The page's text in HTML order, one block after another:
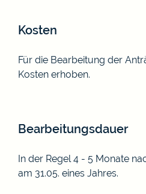
Kosten
Für die Bearbeitung der
Kosten erhoben.
Bearbeitungsdauer
In der Regel 4 - 5 Monate
am 31.05. eines Jahres.